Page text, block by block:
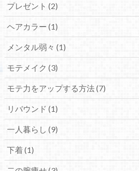
プレゼント (2)
ヘアカラー (1)
メンタル弱々 (1)
モテメイク (3)
モテ力をアップする方法 (7)
リバウンド (1)
一人暮らし (9)
下着 (1)